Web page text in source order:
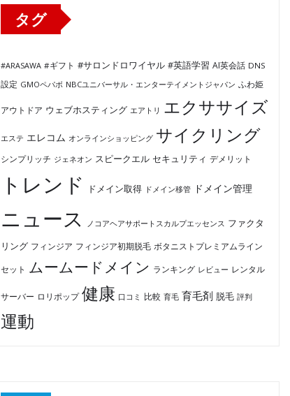
タグ
#ARASAWA #ギフト #サロンドロワイヤル #英語学習 AI英会話 DNS
設定 GMOペパボ NBCユニバーサル・エンターテイメントジャパン ふわ姫
アウトドア ウェブホスティング エアトリ エクササイズ
エステ エレコム オンラインショッピング サイクリング
シンプリッチ ジェネオン スピークエル セキュリティ デメリット
トレンド ドメイン取得 ドメイン移管 ドメイン管理
ニュース ノコアヘアサポートスカルプエッセンス ファクタ
リング フィンジア フィンジア初期脱毛 ボタニストプレミアムライン
セット ムームードメイン ランキング レビュー レンタル
サーバー ロリポップ 健康 口コミ 比較 育毛 育毛剤 脱毛 評判
運動